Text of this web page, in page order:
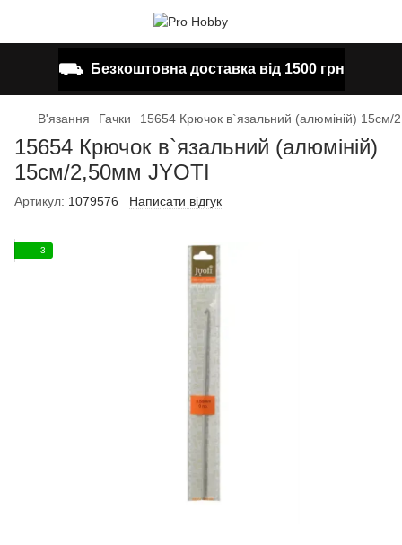
⛟ Безкоштовна доставка від 1500 грн
В'язання Гачки 15654 Крючок в`язальний (алюміній) 15см/
15654 Крючок в`язальний (алюміній)
15см/2,50мм JYOTI
Артикул: 1079576 Написати відгук
3